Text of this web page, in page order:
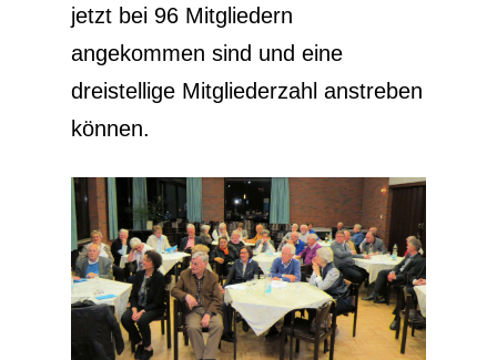
jetzt bei 96 Mitgliedern
angekommen sind und eine
dreistellige Mitgliederzahl anstreben
können.